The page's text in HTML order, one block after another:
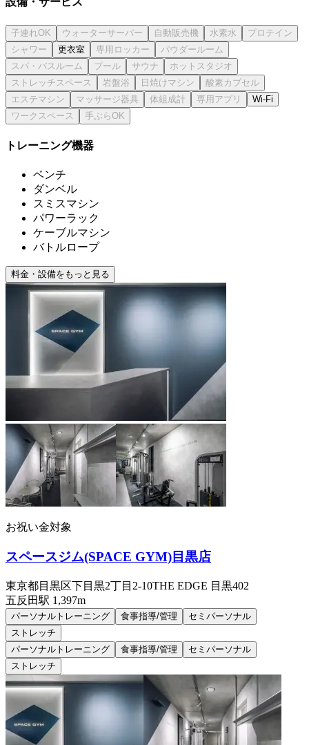
更衣室
Wi-Fi
トレーニング機器
ベンチ
ダンベル
スミスマシン
パワーラック
ケーブルマシン
バトルロープ
料金・設備をもっと見る
お祝い金対象
スペースジム(SPACE GYM)目黒店
東京都目黒区下目黒2丁目2-10THE EDGE 目黒402
五反田駅 1,397m
パーソナルトレーニング 食事指導/管理
セミパーソナル
ストレッチ
パーソナルトレーニング
食事指導/管理
セミパーソナル
ストレッチ